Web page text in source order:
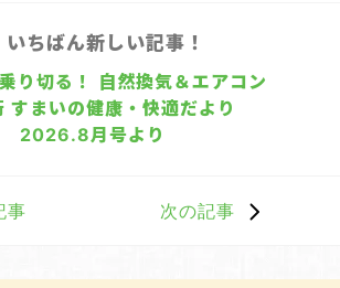
ちばん新しい記事！
り切る！ 自然換気＆エアコン
すまいの健康・快適だより
2026.8月号より
事 次の記事